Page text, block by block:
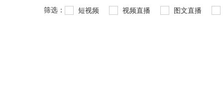
筛选： 短视频 视频直播 图文直播